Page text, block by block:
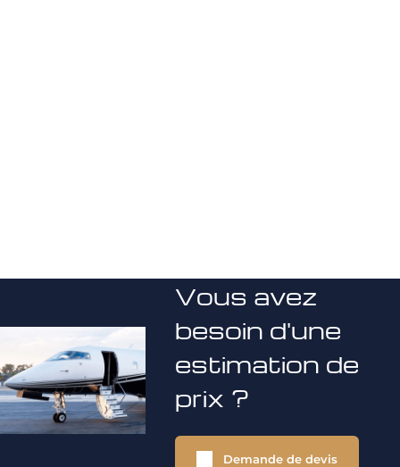
Vous avez
besoin d'une
estimation de
prix ?
Demande de devis